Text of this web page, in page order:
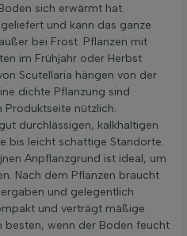
sich erwärmt hat.
und kann das ganze
bei Frost. Pflanzen mit
im Frühjahr oder Herbst
Scutellaria hängen von der
dichte Pflanzung sind
Produktseite nützlich.
durchlässigen, kalkhaltigen
bis leicht schattige Standorte.
Anpflanzgrund ist ideal, um
Nach dem Pflanzen braucht
und gelegentlich
und verträgt mäßige
wenn der Boden feucht